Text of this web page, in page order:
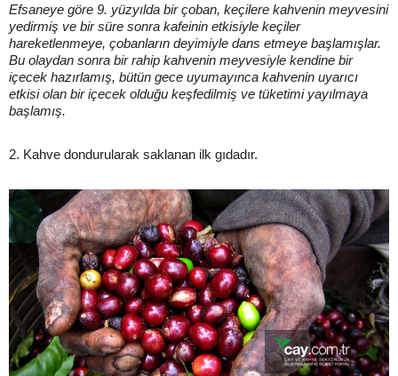
Efsaneye göre 9. yüzyılda bir çoban, keçilere kahvenin meyvesini
yedirmiş ve bir süre sonra kafeinin etkisiyle keçiler
hareketlenmeye, çobanların deyimiyle dans etmeye başlamışlar.
Bu olaydan sonra bir rahip kahvenin meyvesiyle kendine bir
içecek hazırlamış, bütün gece uyumayınca kahvenin uyarıcı
etkisi olan bir içecek olduğu keşfedilmiş ve tüketimi yayılmaya
başlamış.
2. Kahve dondurularak saklanan ilk gıdadır.